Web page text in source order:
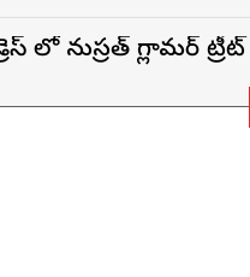
లో నుస్ర‌త్ గ్లామ‌ర్ ట్రీట్